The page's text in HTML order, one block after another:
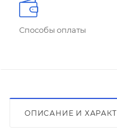
Способы оплаты
ОПИСАНИЕ И